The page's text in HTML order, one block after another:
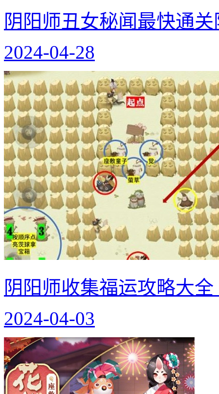
阴阳师丑女秘闻最快通
2024-04-28
阴阳师收集福运攻略大
2024-04-03